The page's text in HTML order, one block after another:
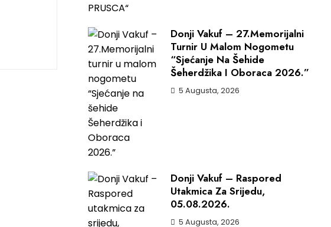
Donji Vakuf – 27.Memorijalni
Turnir U Malom Nogometu
“Sjećanje Na Šehide
Šeherdžika I Oboraca 2026.”
5 Augusta, 2026
Donji Vakuf – Raspored
Utakmica Za Srijedu,
05.08.2026.
5 Augusta, 2026